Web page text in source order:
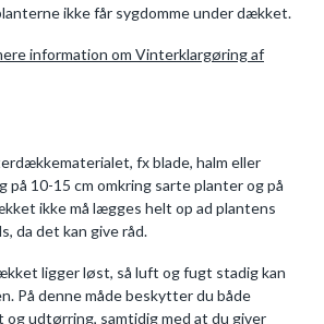
ikke får sygdomme under dækket.
information om Vinterklargøring af
fx blade, halm eller
på 10-15 cm omkring sarte planter og på
ikke må lægges helt op ad plantens
da det kan give råd.
ligger løst, så luft og fugt stadig kan
På denne måde beskytter du både
udtørring, samtidig med at du giver